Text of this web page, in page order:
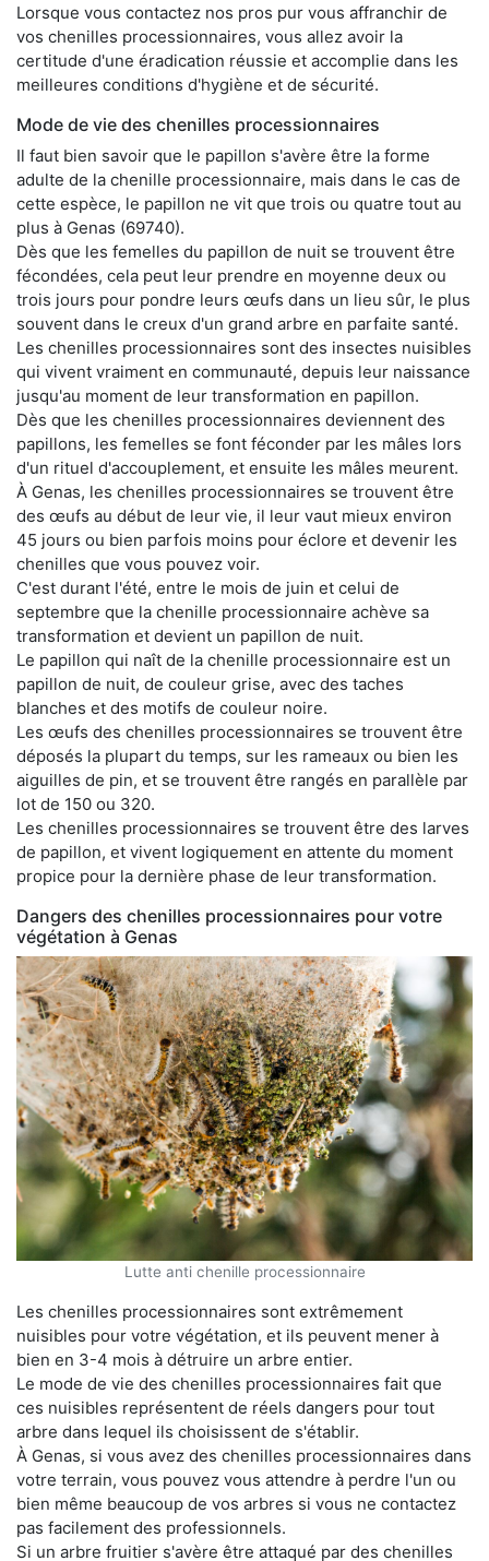
Lorsque vous contactez nos pros pur vous affranchir de
vos chenilles processionnaires, vous allez avoir la
certitude d'une éradication réussie et accomplie dans les
meilleures conditions d'hygiène et de sécurité.
Mode de vie des chenilles processionnaires
Il faut bien savoir que le papillon s'avère être la forme
adulte de la chenille processionnaire, mais dans le cas de
cette espèce, le papillon ne vit que trois ou quatre tout au
plus à Genas (69740).
Dès que les femelles du papillon de nuit se trouvent être
fécondées, cela peut leur prendre en moyenne deux ou
trois jours pour pondre leurs œufs dans un lieu sûr, le plus
souvent dans le creux d'un grand arbre en parfaite santé.
Les chenilles processionnaires sont des insectes nuisibles
qui vivent vraiment en communauté, depuis leur naissance
jusqu'au moment de leur transformation en papillon.
Dès que les chenilles processionnaires deviennent des
papillons, les femelles se font féconder par les mâles lors
d'un rituel d'accouplement, et ensuite les mâles meurent.
À Genas, les chenilles processionnaires se trouvent être
des œufs au début de leur vie, il leur vaut mieux environ
45 jours ou bien parfois moins pour éclore et devenir les
chenilles que vous pouvez voir.
C'est durant l'été, entre le mois de juin et celui de
septembre que la chenille processionnaire achève sa
transformation et devient un papillon de nuit.
Le papillon qui naît de la chenille processionnaire est un
papillon de nuit, de couleur grise, avec des taches
blanches et des motifs de couleur noire.
Les œufs des chenilles processionnaires se trouvent être
déposés la plupart du temps, sur les rameaux ou bien les
aiguilles de pin, et se trouvent être rangés en parallèle par
lot de 150 ou 320.
Les chenilles processionnaires se trouvent être des larves
de papillon, et vivent logiquement en attente du moment
propice pour la dernière phase de leur transformation.
Dangers des chenilles processionnaires pour votre
végétation à Genas
Lutte anti chenille processionnaire
Les chenilles processionnaires sont extrêmement
nuisibles pour votre végétation, et ils peuvent mener à
bien en 3-4 mois à détruire un arbre entier.
Le mode de vie des chenilles processionnaires fait que
ces nuisibles représentent de réels dangers pour tout
arbre dans lequel ils choisissent de s'établir.
À Genas, si vous avez des chenilles processionnaires dans
votre terrain, vous pouvez vous attendre à perdre l'un ou
bien même beaucoup de vos arbres si vous ne contactez
pas facilement des professionnels.
Si un arbre fruitier s'avère être attaqué par des chenilles